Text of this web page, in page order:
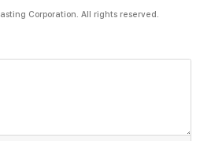
Corporation. All rights reserved.